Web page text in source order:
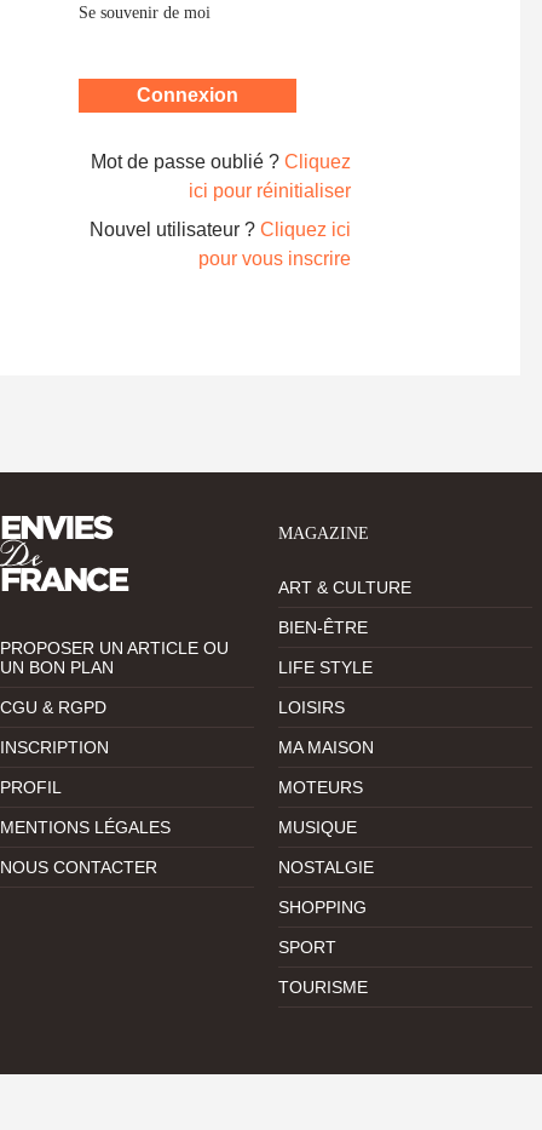
Se souvenir de moi
Mot de passe oublié ? Cliquez
ici pour réinitialiser
Nouvel utilisateur ? Cliquez ici
pour vous inscrire
PROPOSER UN ARTICLE OU
UN BON PLAN
CGU & RGPD
INSCRIPTION
PROFIL
MENTIONS LÉGALES
NOUS CONTACTER
MAGAZINE
ART & CULTURE
BIEN-ÊTRE
LIFE STYLE
LOISIRS
MA MAISON
MOTEURS
MUSIQUE
NOSTALGIE
SHOPPING
SPORT
TOURISME